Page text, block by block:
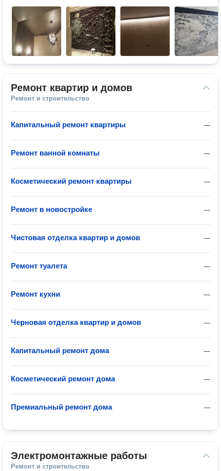
Ремонт квартир и домов
Ремонт и строительство
—
Капитальный ремонт квартиры
—
Ремонт ванной комнаты
—
Косметический ремонт квартиры
—
Ремонт в новостройке
—
Чистовая отделка квартир и домов
—
Ремонт туалета
—
Ремонт кухни
—
Черновая отделка квартир и домов
—
Капитальный ремонт дома
—
Косметический ремонт дома
—
Премиальный ремонт дома
Электромонтажные работы
Ремонт и строительство